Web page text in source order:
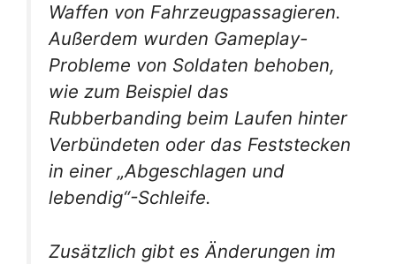
Waffen von Fahrzeugpassagieren.
Außerdem wurden Gameplay-
Probleme von Soldaten behoben,
wie zum Beispiel das
Rubberbanding beim Laufen hinter
Verbündeten oder das Feststecken
in einer „Abgeschlagen und
lebendig“-Schleife.
Zusätzlich gibt es Änderungen im